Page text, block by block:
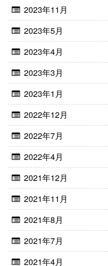
2023年11月
2023年5月
2023年4月
2023年3月
2023年1月
2022年12月
2022年7月
2022年4月
2021年12月
2021年11月
2021年8月
2021年7月
2021年4月